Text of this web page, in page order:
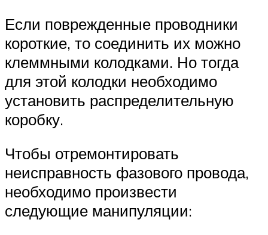
Если поврежденные проводники
короткие, то соединить их можно
клеммными колодками. Но тогда
для этой колодки необходимо
установить распределительную
коробку.
Чтобы отремонтировать
неисправность фазового провода,
необходимо произвести
следующие манипуляции: